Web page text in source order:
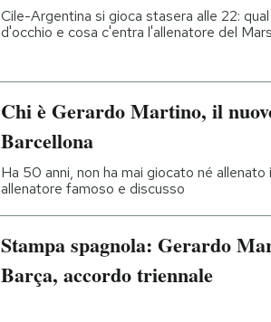
Cile-Argentina si gioca stasera alle 22:
d'occhio e cosa c'entra l'allenatore del
Chi è Gerardo Martino, il
Barcellona
Ha 50 anni, non ha mai giocato né allenato
allenatore famoso e discusso
Stampa spagnola: Gerardo
Barça, accordo triennale